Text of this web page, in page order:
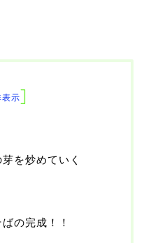
表示]
を炒めていく
の完成！！